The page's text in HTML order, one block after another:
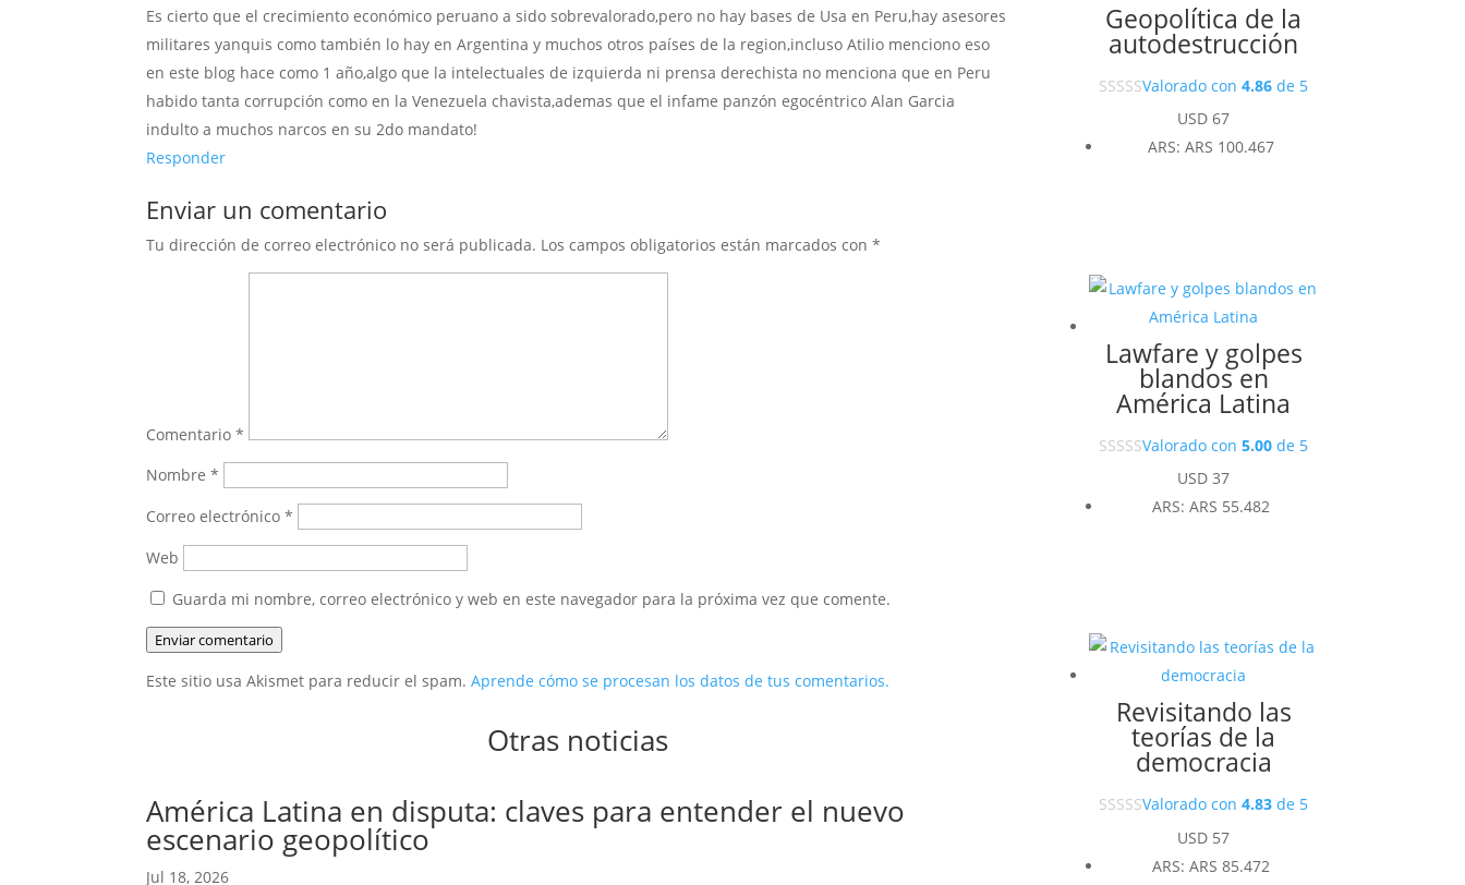
Es cierto que el crecimiento económico peruano a sido sobrevalorado,pero no hay bases de Usa en Peru,hay asesores
militares yanquis como también lo hay en Argentina y muchos otros países de la region,incluso Atilio menciono eso
en este blog hace como 1 año,algo que la intelectuales de izquierda ni prensa derechista no menciona que en Peru
habido tanta corrupción como en la Venezuela chavista,ademas que el infame panzón egocéntrico Alan Garcia
indulto a muchos narcos en su 2do mandato!
Responder
Enviar un comentario
Tu dirección de correo electrónico no será publicada. Los campos obligatorios están marcados con*
Comentario*
Nombre*
Correo electrónico*
Web
Guarda mi nombre, correo electrónico y web en este navegador para la próxima vez que comente.
Enviar comentario
Este sitio usa Akismet para reducir el spam.Aprende cómo se procesan los datos de tus comentarios.
Otras noticias
América Latina en disputa: claves para entender el nuevo
escenario geopolítico
Jul 18, 2026
Geopolítica de la
autodestrucción
Valorado con4.86 de 5
USD 67
ARS:ARS 100.467
Lawfare y golpes
blandos en
América Latina
Valorado con5.00 de 5
USD 37
ARS:ARS 55.482
Revisitando las
teorías de la
democracia
Valorado con4.83 de 5
USD 57
ARS:ARS 85.472